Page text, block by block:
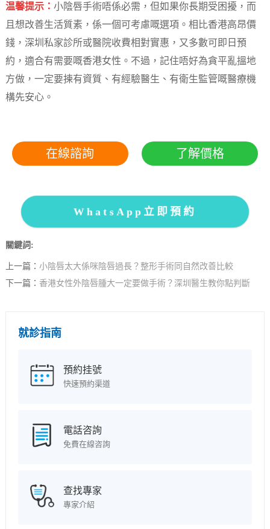
温馨提示： 小陰唇手術唔係必需，但如果你長期受困擾，而
且想改善生活質素，係一個可考慮嘅選項。相比香港高昂價
錢，深圳私家診所或醫院收費相對實惠，又多數可即日預
約，適合有需要嘅香港女性。不過，記住唔好為貪平亂搵地
方做，一定要揀有資質、有經驗醫生、有衛生監管嘅醫療機
構先安心。
在線諮詢 了解價格
WhatsApp立即預約
關鍵詞:
上一篇： 小陰唇太大係咪陰唇過長？整形手術同自然改善比較
下一篇： 香港女性外陰唇腫大一定要做手術？深圳醫生教你點判斷
就診指南
預約挂號
快速預約渠道
電話咨詢
免費在線咨詢
查找專家
專家介紹